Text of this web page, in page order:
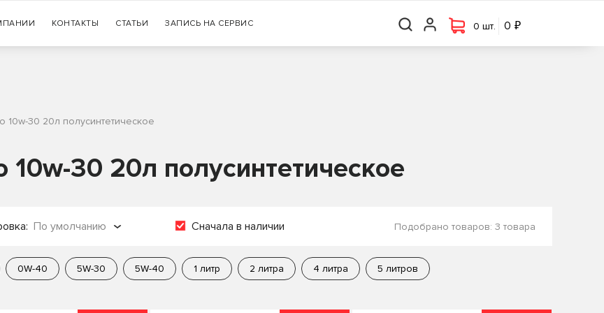
+7 (383) 335-77-99 0 шт. 0
КОНТАКТЫ СТАТЬИ ЗАПИСЬ НА СЕРВИС 0 шт. 0 ₽
10w-30 20л полусинтетическое
10w-30 20л полусинтетическое
По умолчанию Сначала в наличии Подобрано товаров: 3 товара
0W-40 5W-30 5W-40 1 литр 2 литра 4 литра 5 литров